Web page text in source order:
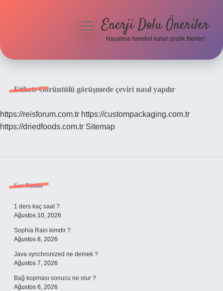
Hakkımızda
menüyüEnerji Dolu Öneriler
Hayatına hareket katan pratik fikirler!
Etiket:Görüntülü görüşmede çeviri nasıl yapılır
https://reisforum.com.tr https://custompackaging.com.tr
https://driedfoods.com.tr Sitemap
Sidebar
Son Yazılar
1 ders kaç saat ?
Ağustos 10, 2026
Sophia Rain kimdir ?
Ağustos 8, 2026
Java synchronized ne demek ?
Ağustos 7, 2026
Bağ kopması sonucu ne olur ?
Ağustos 6, 2026